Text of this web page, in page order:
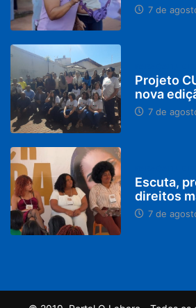
7 de
Projeto
nova
7 de
Escuta,
direitos
7 de